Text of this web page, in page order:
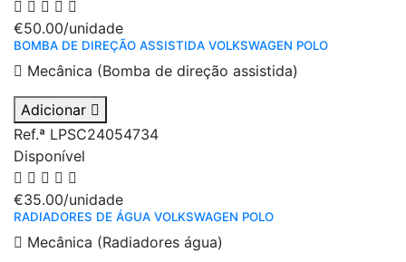
€50.00/unidade
BOMBA DE DIREÇÃO ASSISTIDA VOLKSWAGEN POLO
Mecânica (Bomba de direção assistida)
Adicionar
Ref.ª LPSC24054734
Disponível
€35.00/unidade
RADIADORES DE ÁGUA VOLKSWAGEN POLO
Mecânica (Radiadores água)